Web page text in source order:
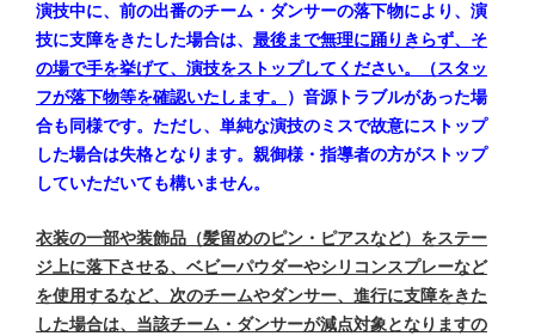
演技中に、前の出番のチーム・ダンサーの落下物により、演
技に支障をきたした場合は、 最後まで無理に踊りきらず、そ
の場で手を挙げて、演技をストップしてください。（スタッ
フが落下物等を確認いたします。
） 音源トラブルがあった場
合も同様です。ただし、単純な演技のミスで故意にストップ
した場合は失格となります。親御様・指導者の方がストップ
していただいても構いません。
衣装の一部や装飾品（髪留めのピン・ピアスなど）をステー
ジ上に落下させる、ベビーパウダーやシリコンスプレーなど
を使用するなど、次のチームやダンサー、進行に支障をきた
した場合は、当該チーム・ダンサーが減点対象となりますの